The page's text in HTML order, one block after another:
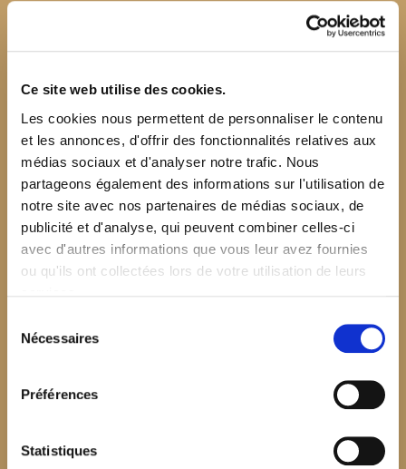
Ce site web utilise des cookies.
Les cookies nous permettent de personnaliser le contenu
et les annonces, d'offrir des fonctionnalités relatives aux
médias sociaux et d'analyser notre trafic. Nous
partageons également des informations sur l'utilisation de
notre site avec nos partenaires de médias sociaux, de
publicité et d'analyse, qui peuvent combiner celles-ci
avec d'autres informations que vous leur avez fournies
ou qu'ils ont collectées lors de votre utilisation de leurs
Nécessaires
Préférences
Statistiques